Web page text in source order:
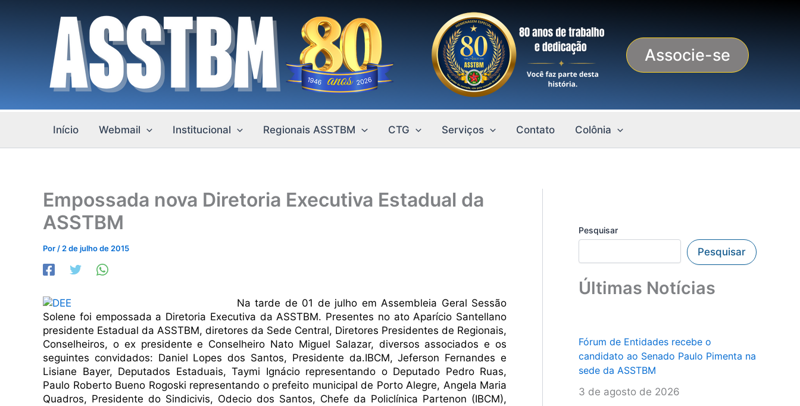
Associe-se
Início Webmail Institucional Regionais ASSTBM CTG Serviços Contato Colônia
Empossada nova Diretoria Executiva Estadual da
ASSTBM
Por / 2 de julho de 2015
Na tarde de 01 de julho em Assembleia Geral Sessão
Solene foi empossada a Diretoria Executiva da ASSTBM. Presentes no ato Aparício Santellano
presidente Estadual da ASSTBM, diretores da Sede Central, Diretores Presidentes de Regionais,
Conselheiros, o ex presidente e Conselheiro Nato Miguel Salazar, diversos associados e os
seguintes convidados: Daniel Lopes dos Santos, Presidente da.IBCM, Jeferson Fernandes e
Lisiane Bayer, Deputados Estaduais, Taymi Ignácio representando o Deputado Pedro Ruas,
Paulo Roberto Bueno Rogoski representando o prefeito municipal de Porto Alegre, Angela Maria
Quadros, Presidente do Sindicivis, Odecio dos Santos, Chefe da Policlínica Partenon (IBCM),
Pesquisar
Pesquisar
Últimas Notícias
Fórum de Entidades recebe o
candidato ao Senado Paulo Pimenta na
sede da ASSTBM
3 de agosto de 2026